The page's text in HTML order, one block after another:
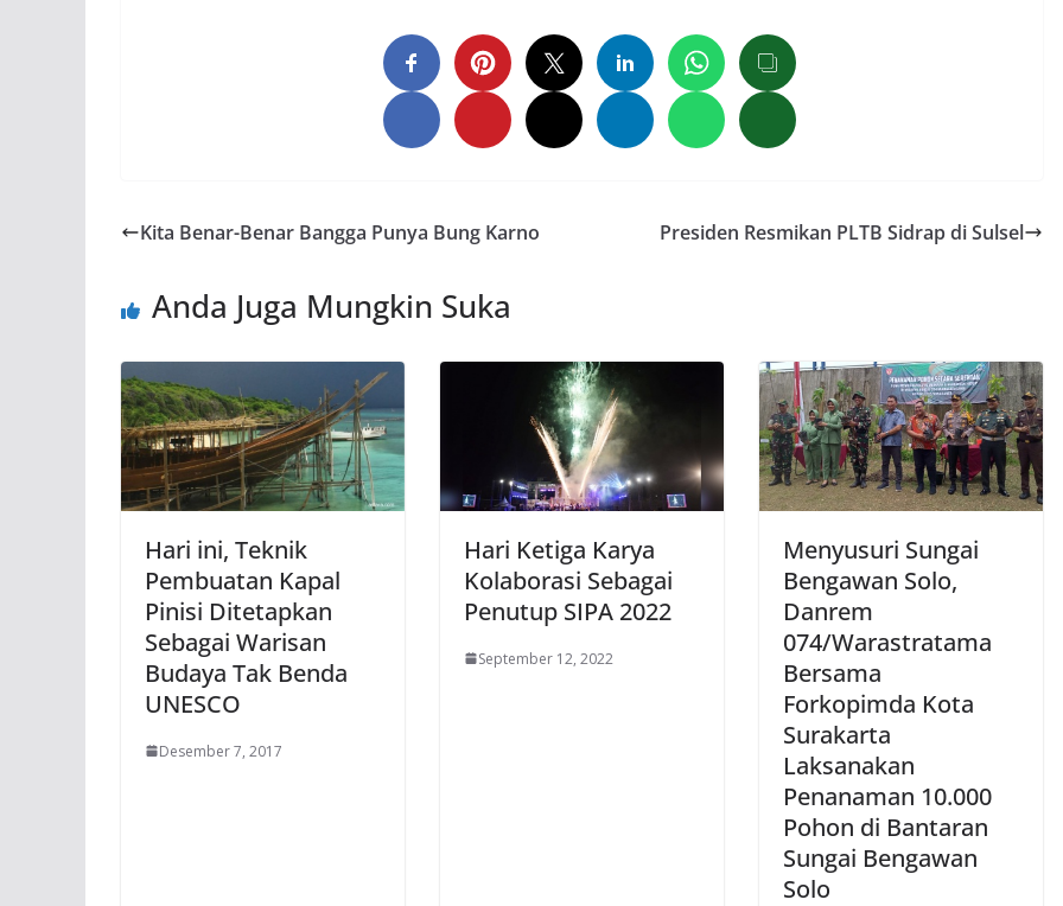
Kita Benar-Benar Bangga Punya Bung Karno Presiden Resmikan PLTB Sidrap di Sulsel
Anda Juga Mungkin Suka
Hari ini, Teknik
Pembuatan Kapal
Pinisi Ditetapkan
Sebagai Warisan
Budaya Tak Benda
UNESCO
Desember 7, 2017
Hari Ketiga Karya
Kolaborasi Sebagai
Penutup SIPA 2022
September 12, 2022
Menyusuri Sungai
Bengawan Solo,
Danrem
074/Warastratama
Bersama
Forkopimda Kota
Surakarta
Laksanakan
Penanaman 10.000
Pohon di Bantaran
Sungai Bengawan
Solo